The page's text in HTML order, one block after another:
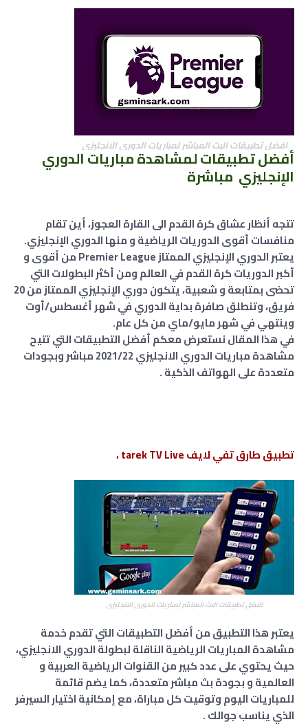
افضل تطبيقات البث المباشر لمباريات الدوري الانجليزي
أفضل تطبيقات لمشاهدة مباريات الدوري
الإنجليزي مباشرة
تتجه أنظار عشاق كرة القدم الى القارة العجوز، أين تقام
منافسات أقوى الدوريات الرياضية و منها الدوري الإنجليزي.
يعتبر الدوري الإنجليزي الممتاز Premier League من أقوى و
أكبر الدوريات كرة القدم في العالم ومن أكثر البطولات التي
تحضى بمتابعة و شعبية، يتكون دوري الإنجليزي الممتاز من 20
فريق، وتنطلق صافرة بداية الدوري في شهر أغسطس/أوت
وينتهي في شهر مايو/ماي من كل عام.
في هذا المقال نستعرض معكم أفضل التطبيقات التي تتيح
مشاهدة مباريات الدوري الانجليزي 2021/22 مباشر وبجودات
متعددةعلى الهواتف الذكية .
تطبيق طارق تفي لايف tarek TV Live ،
افضل تطبيقات البث المباشر لمباريات الدوري الانجليزي
يعتبر هذا التطبيق من أفضل التطبيقات التي تقدم خدمة
مشاهدة المباريات الرياضية الناقلة لبطولة الدوري الانجليزي،
حيث يحتوي على عدد كبير من القنوات الرياضية العربية و
العالمية و بجودة بث مباشر متعددة، كما يضم قائمة
للمباريات اليوم وتوقيت كل مباراة، مع إمكانية اختيار السيرفر
الذي يناسب جوالك .